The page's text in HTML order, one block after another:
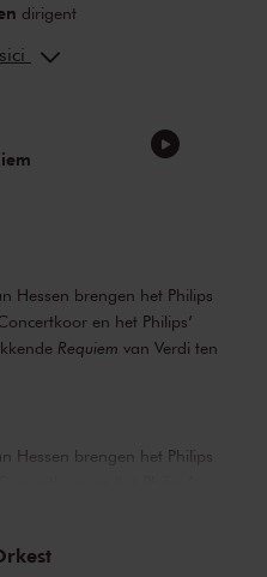
dirigent
Hessen brengen het Philips
en het Philips’
Requiem van Verdi ten
Hessen brengen het Philips
van de koren is verzorgd